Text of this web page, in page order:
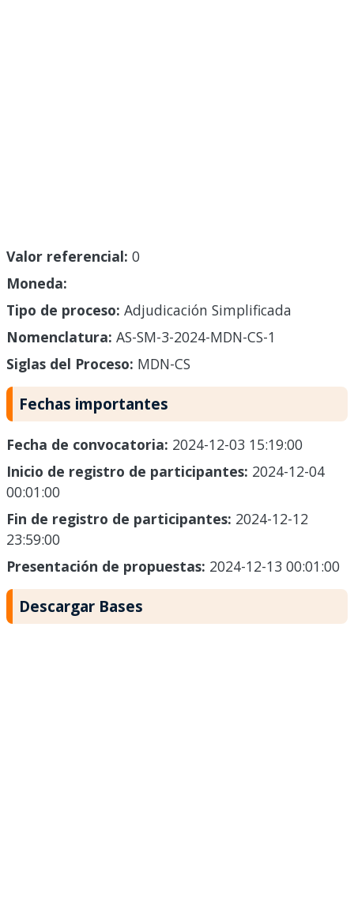
Valor referencial: 0
Moneda:
Tipo de proceso: Adjudicación Simplificada
Nomenclatura: AS-SM-3-2024-MDN-CS-1
Siglas del Proceso: MDN-CS
Fechas importantes
Fecha de convocatoria: 2024-12-03 15:19:00
Inicio de registro de participantes: 2024-12-04
00:01:00
Fin de registro de participantes: 2024-12-12
23:59:00
Presentación de propuestas: 2024-12-13 00:01:00
Descargar Bases